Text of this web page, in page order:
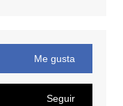
Me gusta
Seguir